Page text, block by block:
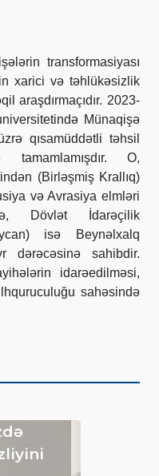
transformasiyası
xarici və təhlükəsizlik
araşdırmaçıdır. 2023-
Münaqişə
qısamüddətli təhsil
tamamlamışdır. O,
(Birləşmiş Krallıq)
və Avrasiya elmləri
Dövlət İdarəçilik
isə Beynəlxalq
dərəcəsinə sahibdir.
idarəedilməsi,
sahəsində